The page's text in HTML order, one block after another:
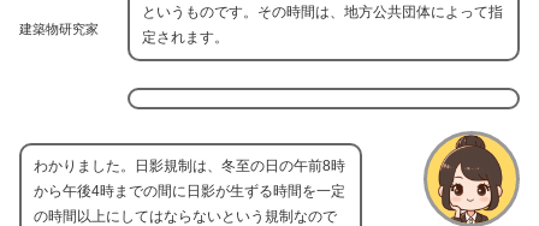
建築物研究家
というものです。その時間は、地方公共団体によって指
定されます。
わかりました。日影規制は、冬至の日の午前8時
から午後4時までの間に日影が生ずる時間を一定
の時間以上にしてはならないという規制なので